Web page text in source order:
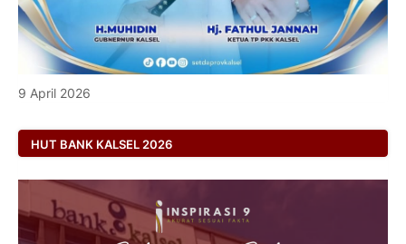
9 April 2026
HUT BANK KALSEL 2026